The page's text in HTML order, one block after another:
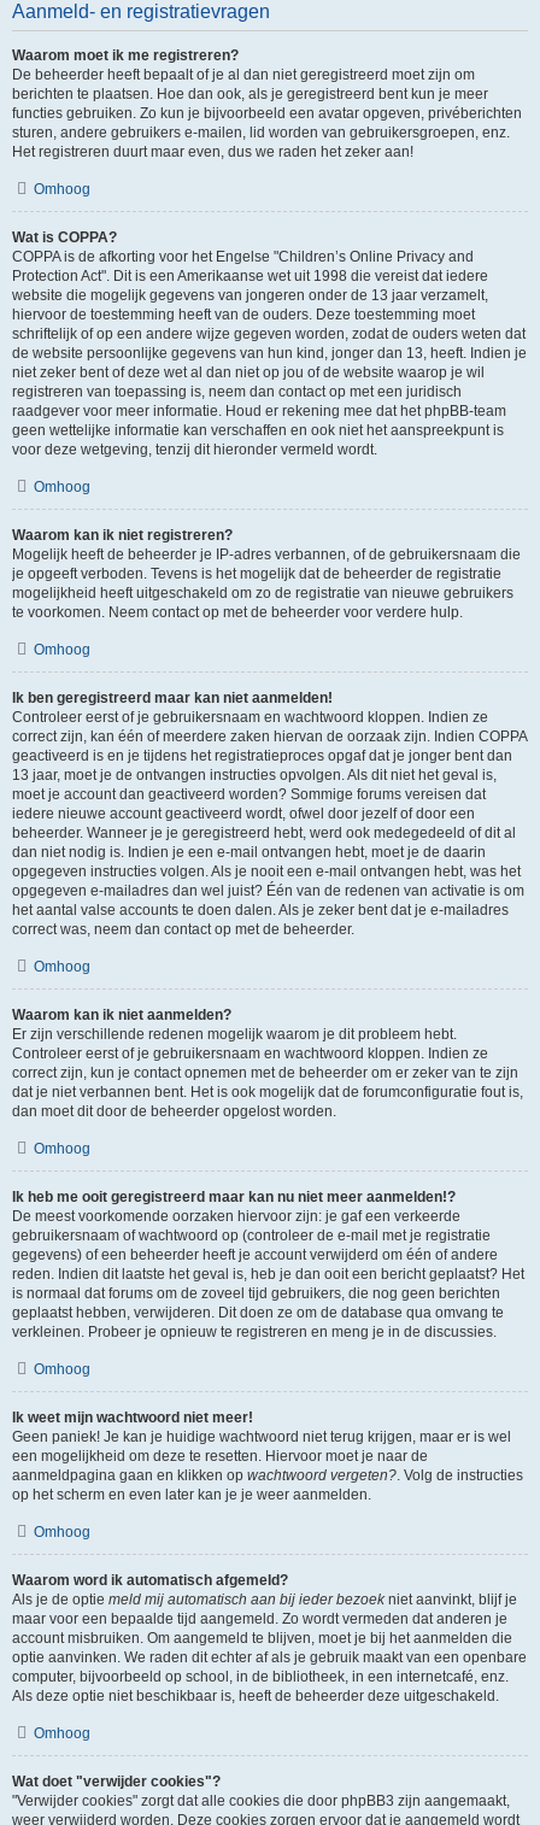
Aanmeld- en registratievragen
Waarom moet ik me registreren?
De beheerder heeft bepaalt of je al dan niet geregistreerd moet zijn om
berichten te plaatsen. Hoe dan ook, als je geregistreerd bent kun je meer
functies gebruiken. Zo kun je bijvoorbeeld een avatar opgeven, privéberichten
sturen, andere gebruikers e-mailen, lid worden van gebruikersgroepen, enz.
Het registreren duurt maar even, dus we raden het zeker aan!
Omhoog
Wat is COPPA?
COPPA is de afkorting voor het Engelse "Children’s Online Privacy and
Protection Act". Dit is een Amerikaanse wet uit 1998 die vereist dat iedere
website die mogelijk gegevens van jongeren onder de 13 jaar verzamelt,
hiervoor de toestemming heeft van de ouders. Deze toestemming moet
schriftelijk of op een andere wijze gegeven worden, zodat de ouders weten dat
de website persoonlijke gegevens van hun kind, jonger dan 13, heeft. Indien je
niet zeker bent of deze wet al dan niet op jou of de website waarop je wil
registreren van toepassing is, neem dan contact op met een juridisch
raadgever voor meer informatie. Houd er rekening mee dat het phpBB-team
geen wettelijke informatie kan verschaffen en ook niet het aanspreekpunt is
voor deze wetgeving, tenzij dit hieronder vermeld wordt.
Omhoog
Waarom kan ik niet registreren?
Mogelijk heeft de beheerder je IP-adres verbannen, of de gebruikersnaam die
je opgeeft verboden. Tevens is het mogelijk dat de beheerder de registratie
mogelijkheid heeft uitgeschakeld om zo de registratie van nieuwe gebruikers
te voorkomen. Neem contact op met de beheerder voor verdere hulp.
Omhoog
Ik ben geregistreerd maar kan niet aanmelden!
Controleer eerst of je gebruikersnaam en wachtwoord kloppen. Indien ze
correct zijn, kan één of meerdere zaken hiervan de oorzaak zijn. Indien COPPA
geactiveerd is en je tijdens het registratieproces opgaf dat je jonger bent dan
13 jaar, moet je de ontvangen instructies opvolgen. Als dit niet het geval is,
moet je account dan geactiveerd worden? Sommige forums vereisen dat
iedere nieuwe account geactiveerd wordt, ofwel door jezelf of door een
beheerder. Wanneer je je geregistreerd hebt, werd ook medegedeeld of dit al
dan niet nodig is. Indien je een e-mail ontvangen hebt, moet je de daarin
opgegeven instructies volgen. Als je nooit een e-mail ontvangen hebt, was het
opgegeven e-mailadres dan wel juist? Één van de redenen van activatie is om
het aantal valse accounts te doen dalen. Als je zeker bent dat je e-mailadres
correct was, neem dan contact op met de beheerder.
Omhoog
Waarom kan ik niet aanmelden?
Er zijn verschillende redenen mogelijk waarom je dit probleem hebt.
Controleer eerst of je gebruikersnaam en wachtwoord kloppen. Indien ze
correct zijn, kun je contact opnemen met de beheerder om er zeker van te zijn
dat je niet verbannen bent. Het is ook mogelijk dat de forumconfiguratie fout is,
dan moet dit door de beheerder opgelost worden.
Omhoog
Ik heb me ooit geregistreerd maar kan nu niet meer aanmelden!?
De meest voorkomende oorzaken hiervoor zijn: je gaf een verkeerde
gebruikersnaam of wachtwoord op (controleer de e-mail met je registratie
gegevens) of een beheerder heeft je account verwijderd om één of andere
reden. Indien dit laatste het geval is, heb je dan ooit een bericht geplaatst? Het
is normaal dat forums om de zoveel tijd gebruikers, die nog geen berichten
geplaatst hebben, verwijderen. Dit doen ze om de database qua omvang te
verkleinen. Probeer je opnieuw te registreren en meng je in de discussies.
Omhoog
Ik weet mijn wachtwoord niet meer!
Geen paniek! Je kan je huidige wachtwoord niet terug krijgen, maar er is wel
een mogelijkheid om deze te resetten. Hiervoor moet je naar de
aanmeldpagina gaan en klikken op wachtwoord vergeten?. Volg de instructies
op het scherm en even later kan je je weer aanmelden.
Omhoog
Waarom word ik automatisch afgemeld?
Als je de optie meld mij automatisch aan bij ieder bezoekniet aanvinkt, blijf je
maar voor een bepaalde tijd aangemeld. Zo wordt vermeden dat anderen je
account misbruiken. Om aangemeld te blijven, moet je bij het aanmelden die
optie aanvinken. We raden dit echter af als je gebruik maakt van een openbare
computer, bijvoorbeeld op school, in de bibliotheek, in een internetcafé, enz.
Als deze optie niet beschikbaar is, heeft de beheerder deze uitgeschakeld.
Omhoog
Wat doet "verwijder cookies"?
"Verwijder cookies" zorgt dat alle cookies die door phpBB3 zijn aangemaakt,
weer verwijderd worden. Deze cookies zorgen ervoor dat je aangemeld wordt